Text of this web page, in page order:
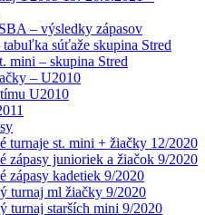
– výsledky zápasov
súťaže skupina Stred
mini – skupina Stred
– U2010
U2010
turnaje st. mini + žiačky 12/2020
zápasy junioriek a žiačok 9/2020
zápasy kadetiek 9/2020
turnaj ml žiačky 9/2020
turnaj starších mini 9/2020